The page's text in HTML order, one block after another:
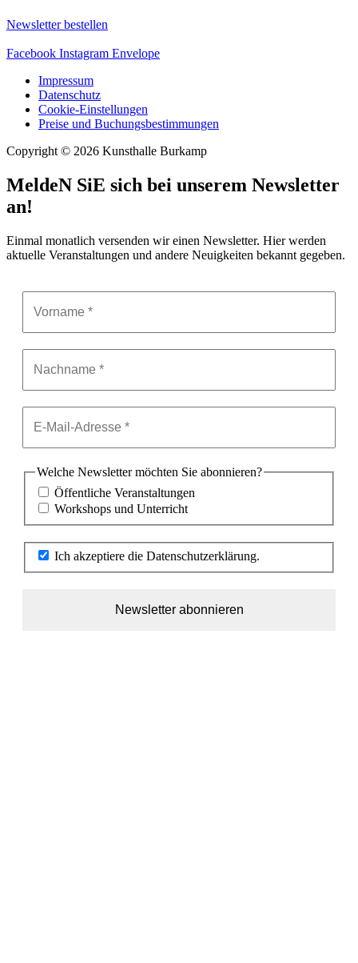
Newsletter bestellen
Facebook Instagram Envelope
Impressum
Datenschutz
Cookie-Einstellungen
Preise und Buchungsbestimmungen
Copyright © 2026 Kunsthalle Burkamp
MeldeN SiE sich bei unserem Newsletter
an!
Einmal monatlich versenden wir einen Newsletter. Hier werden
aktuelle Veranstaltungen und andere Neuigkeiten bekannt gegeben.
Welche Newsletter möchten Sie abonnieren?
Öffentliche Veranstaltungen
Workshops und Unterricht
Ich akzeptiere die Datenschutzerklärung.